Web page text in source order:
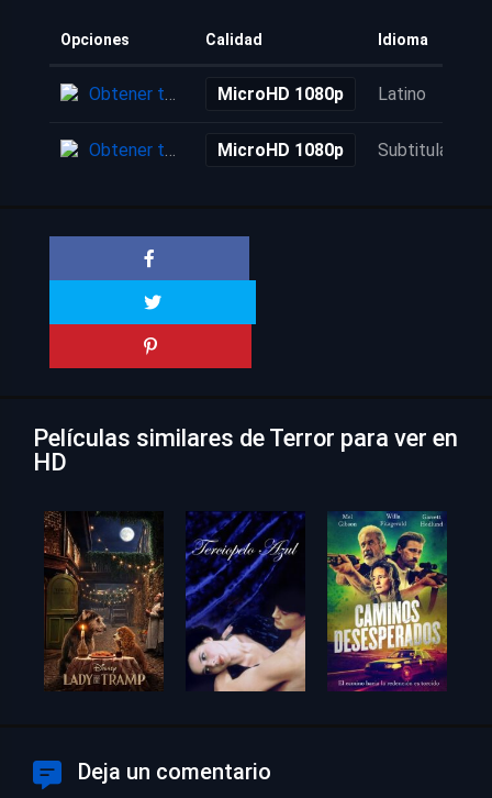
Opciones Calidad Idioma
Obtener torrent MicroHD 1080p Latino
Obtener torrent MicroHD 1080p Subtitulada
Películas similares de Terror para ver en
HD
Deja un comentario